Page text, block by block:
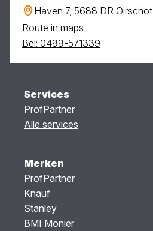
Haven 7, 5688 DR Oirschot
Route in maps
Bel: 0499-571339
Services
ProfPartner
Alle services
Merken
ProfPartner
Knauf
Stanley
BMI Monier